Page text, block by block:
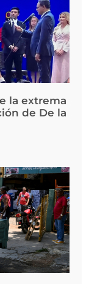
la extrema
de De la